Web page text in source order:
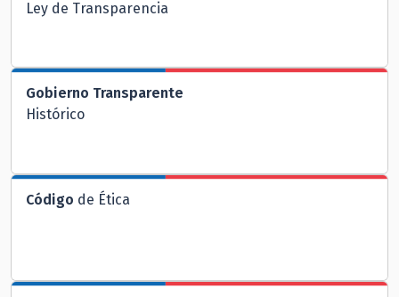
Ley de Transparencia
Gobierno Transparente
Histórico
Código de Ética